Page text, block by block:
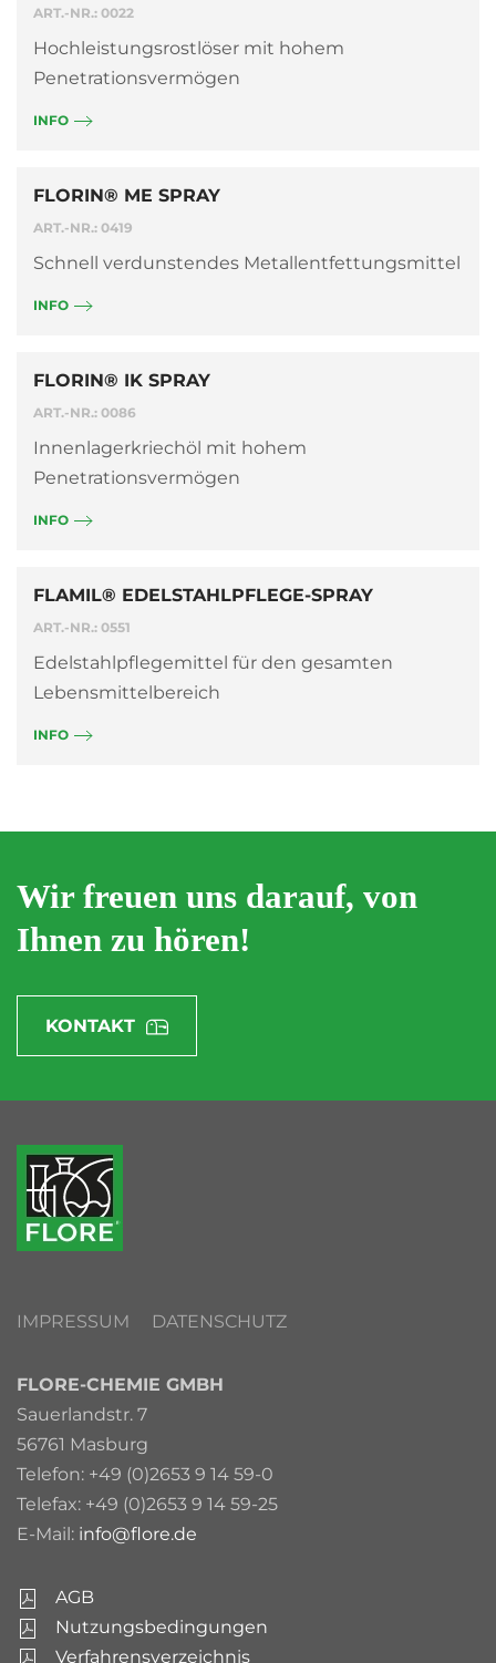
ART.-NR.: 0022
Hochleistungsrostlöser mit hohem
Penetrationsvermögen
INFO
FLORIN® ME SPRAY
ART.-NR.: 0419
Schnell verdunstendes Metallentfettungsmittel
INFO
FLORIN® IK SPRAY
ART.-NR.: 0086
Innenlagerkriechöl mit hohem
Penetrationsvermögen
INFO
FLAMIL® EDELSTAHLPFLEGE-SPRAY
ART.-NR.: 0551
Edelstahlpflegemittel für den gesamten
Lebensmittelbereich
INFO
Wir freuen uns darauf, von
Ihnen zu hören!
KONTAKT
IMPRESSUM DATENSCHUTZ
FLORE-CHEMIE GMBH
Sauerlandstr. 7
56761 Masburg
Telefon: +49 (0)2653 9 14 59-0
Telefax: +49 (0)2653 9 14 59-25
E-Mail: info@flore.de
AGB
Nutzungsbedingungen
Verfahrensverzeichnis